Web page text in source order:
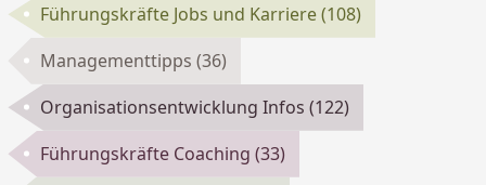
Führungskräfte Jobs und Karriere(108)
Managementtipps(36)
Organisationsentwicklung Infos(122)
Führungskräfte Coaching(33)